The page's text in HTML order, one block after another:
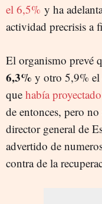
el 6,5% y ha
actividad precrisis a
El organismo prevé
6,3% y otro 5,9%
que había
de entonces, pero
director general de
advertido de
contra de la